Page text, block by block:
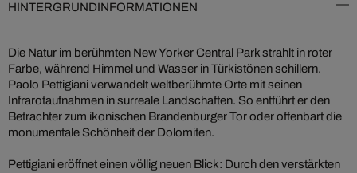
HINTERGRUNDINFORMATIONEN
Die Natur im berühmten New Yorker Central Park strahlt in roter
Farbe, während Himmel und Wasser in Türkistönen schillern.
Paolo Pettigiani verwandelt weltberühmte Orte mit seinen
Infrarotaufnahmen in surreale Landschaften. So entführt er den
Betrachter zum ikonischen Brandenburger Tor oder offenbart die
monumentale Schönheit der Dolomiten.
Pettigiani eröffnet einen völlig neuen Blick: Durch den verstärkten